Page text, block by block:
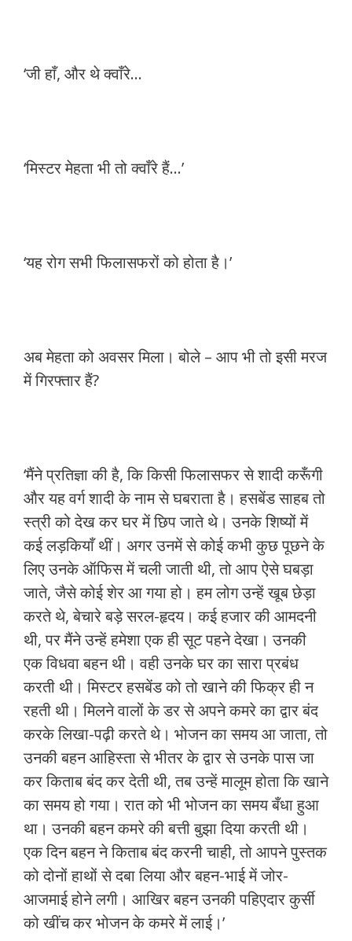
‘जी हाँ, और थे क्वाँरे…
‘मिस्टर मेहता भी तो क्वाँरे हैं…’
‘यह रोग सभी फिलासफरों को होता है।’
अब मेहता को अवसर मिला। बोले – आप भी तो इसी मरज
में गिरफ्तार हैं?
‘मैंने प्रतिज्ञा की है, कि किसी फिलासफर से शादी करूँगी
और यह वर्ग शादी के नाम से घबराता है। हसबेंड साहब तो
स्त्री को देख कर घर में छिप जाते थे। उनके शिष्यों में
कई लड़कियाँ थीं। अगर उनमें से कोई कभी कुछ पूछने के
लिए उनके ऑफिस में चली जाती थी, तो आप ऐसे घबड़ा
जाते, जैसे कोई शेर आ गया हो। हम लोग उन्हें खूब छेड़ा
करते थे, बेचारे बड़े सरल-हृदय। कई हजार की आमदनी
थी, पर मैंने उन्हें हमेशा एक ही सूट पहने देखा। उनकी
एक विधवा बहन थी। वही उनके घर का सारा प्रबंध
करती थी। मिस्टर हसबेंड को तो खाने की फिक्र ही न
रहती थी। मिलने वालों के डर से अपने कमरे का द्वार बंद
करके लिखा-पढ़ी करते थे। भोजन का समय आ जाता, तो
उनकी बहन आहिस्ता से भीतर के द्वार से उनके पास जा
कर किताब बंद कर देती थी, तब उन्हें मालूम होता कि खाने
का समय हो गया। रात को भी भोजन का समय बँधा हुआ
था। उनकी बहन कमरे की बत्ती बुझा दिया करती थी।
एक दिन बहन ने किताब बंद करनी चाही, तो आपने पुस्तक
को दोनों हाथों से दबा लिया और बहन-भाई में जोर-
आजमाई होने लगी। आखिर बहन उनकी पहिएदार कुर्सी
को खींच कर भोजन के कमरे में लाई।’